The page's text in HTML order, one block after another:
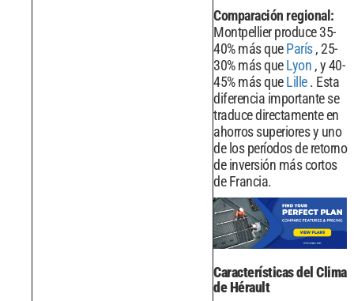
Comparación regional:
Montpellier produce 35-
40% más queParís, 25-
30% más queLyon , y 40-
45% más queLille. Esta
diferencia importante se
traduce directamente en
ahorros superiores y uno
de los períodos de retorno
de inversión más cortos
de Francia.
Características del Clima
de Hérault